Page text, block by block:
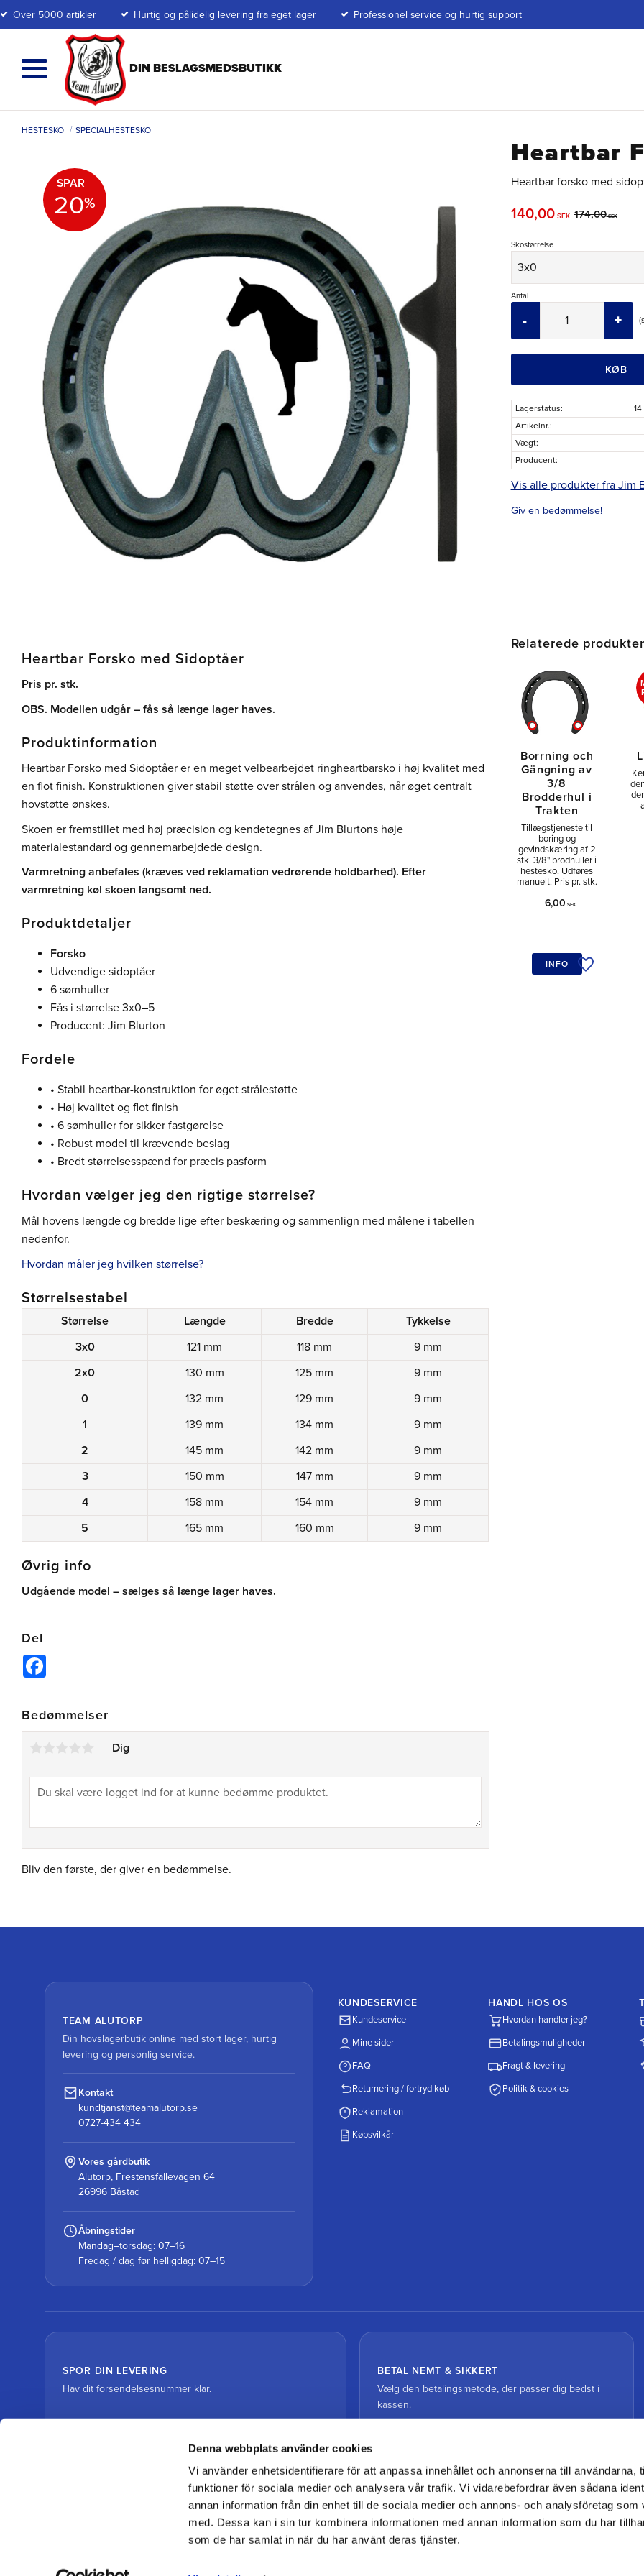
Denna webbplats använder cookies
Vi använder enhetsidentifierare för att anpassa innehållet och annonserna till användarna,
funktioner för sociala medier och analysera vår trafik. Vi vidarebefordrar även sådana
annan information från din enhet till de sociala medier och annons- och analysföretag som
med. Dessa kan i sin tur kombinera informationen med annan information som du har
som de har samlat in när du har använt deras tjänster.
Over 5000 artikler Hurtig og pålidelig levering fra eget lager Professionel service og hurtig support
HESTESKO SPECIALHESTESKO
Heartbar
Heartbar forsko med
SPAR
20%
Nedsat pris:
140,00SEK Original pris:
174,00SEK
Skostørrelse
Antal
+
-
KØB
Lagerstatus
Artikelnr.
Vægt
Producent
Vis alle produkter fra Jim
Giv en bedømmelse!
Heartbar Forsko med Sidoptåer
Pris pr. stk.
OBS. Modellen udgår – fås så længe lager haves.
Produktinformation
Heartbar Forsko med Sidoptåer er en meget velbearbejdet ringheartbarsko i høj kvalitet med
en flot finish. Konstruktionen giver stabil støtte over strålen og anvendes, når øget centralt
hovstøtte ønskes.
Skoen er fremstillet med høj præcision og kendetegnes af Jim Blurtons høje
materialestandard og gennemarbejdede design.
Varmretning anbefales (kræves ved reklamation vedrørende holdbarhed). Efter
varmretning køl skoen langsomt ned.
Produktdetaljer
Forsko
Udvendige sidoptåer
6 sømhuller
Fås i størrelse 3x0–5
Producent: Jim Blurton
Fordele
• Stabil heartbar-konstruktion for øget strålestøtte
• Høj kvalitet og flot finish
• 6 sømhuller for sikker fastgørelse
• Robust model til krævende beslag
• Bredt størrelsesspænd for præcis pasform
Hvordan vælger jeg den rigtige størrelse?
Mål hovens længde og bredde lige efter beskæring og sammenlign med målene i tabellen
nedenfor.
Hvordan måler jeg hvilken størrelse?
Størrelsestabel
Størrelse Længde Bredde
Tykkelse
3x0
121 mm 118 mm
9 mm
2x0
130 mm 125 mm
9 mm
0
132 mm 129 mm
9 mm
1
139 mm 134 mm
9 mm
2
145 mm 142 mm
9 mm
3
150 mm 147 mm
9 mm
4
158 mm 154 mm
9 mm
5
165 mm 160 mm 9 mm
Øvrig info
Udgående model – sælges så længe lager haves.
Relaterede produkter
Borrning och
Gängning av
3/8
Brodderhul i
Trakten
Tillægstjeneste til
boring og
gevindskæring af 2
stk. 3/8" brodhuller i
hestesko. Udføres
manuelt. Pris pr. stk.
6,00 SEK
Tilføj til
INFO
Del
Bedømmelser
Dig
Bliv den første, der giver en bedømmelse.
TEAM ALUTORP
Din hovslagerbutik online med stort lager, hurtig
levering og personlig service.
Kontakt
kundtjanst@teamalutorp.se
0727-434 434
Vores gårdbutik
Alutorp, Frestensfällevägen 64
26996 Båstad
Åbningstider
Mandag–torsdag: 07–16
Fredag / dag før helligdag: 07–15
KUNDESERVICE
Kundeservice
Mine sider
FAQ
Returnering / fortryd køb
Reklamation
Købsvilkår
HANDL HOS OS
Hvordan handler jeg?
Betalingsmuligheder
Fragt & levering
Politik & cookies
SPOR DIN LEVERING
Hav dit forsendelsesnummer klar.
Spor pakke med DSV
BETAL NEMT & SIKKERT
Vælg den betalingsmetode, der passer dig bedst i
kassen.